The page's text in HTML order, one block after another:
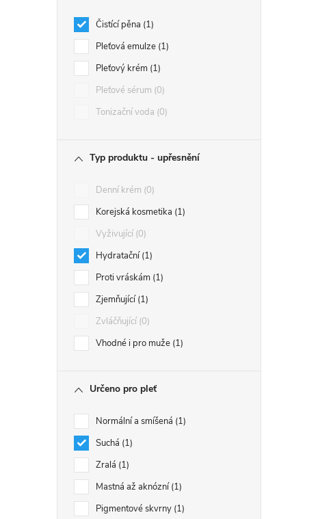
Čistící pěna 1
Pleťová emulze 1
Pleťový krém 1
Pleťové sérum 0
Tonizační voda 0
Typ produktu - upřesnění
Denní krém 0
Korejská kosmetika 1
Vyživující 0
Hydratační 1
Proti vráskám 1
Zjemňující 1
Zvláčňující 0
Vhodné i pro muže 1
Určeno pro pleť
Normální a smíšená 1
Suchá 1
Zralá 1
Mastná až aknózní 1
Pigmentové skvrny 1